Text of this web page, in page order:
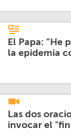
El Papa: “He
la epidemia
Las dos
invocar el